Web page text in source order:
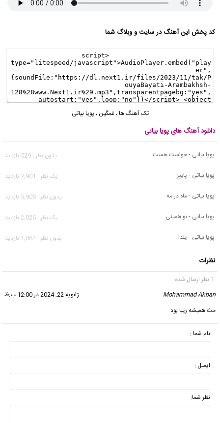
کد پخش این آهنگ در سایت و وبلاگ شما
تک آهنگ ها،غمگین ، پویا بیاتی
دانلود آهنگ های پویا بیاتی
پویا بیاتی - حواست هست
بدون نظر | 529 بازدید
پویا بیاتی - پاییز
يک نظر | 2,901 بازدید
پویا بیاتی - ماه در مه
بدون نظر | 5,905 بازدید
پویا بیاتی - تو همینی
يک نظر | 2,026 بازدید
پویا بیاتی - یلدا
بدون نظر | 1,064 بازدید
نظرات
1 نظر ارسال شده
Mohammad Akbari
ژانویه 22, 2024 در 12:00 ب.ظ
مث همیشه زیبا بود
نام شما :
ایمیل :
نظر شما: